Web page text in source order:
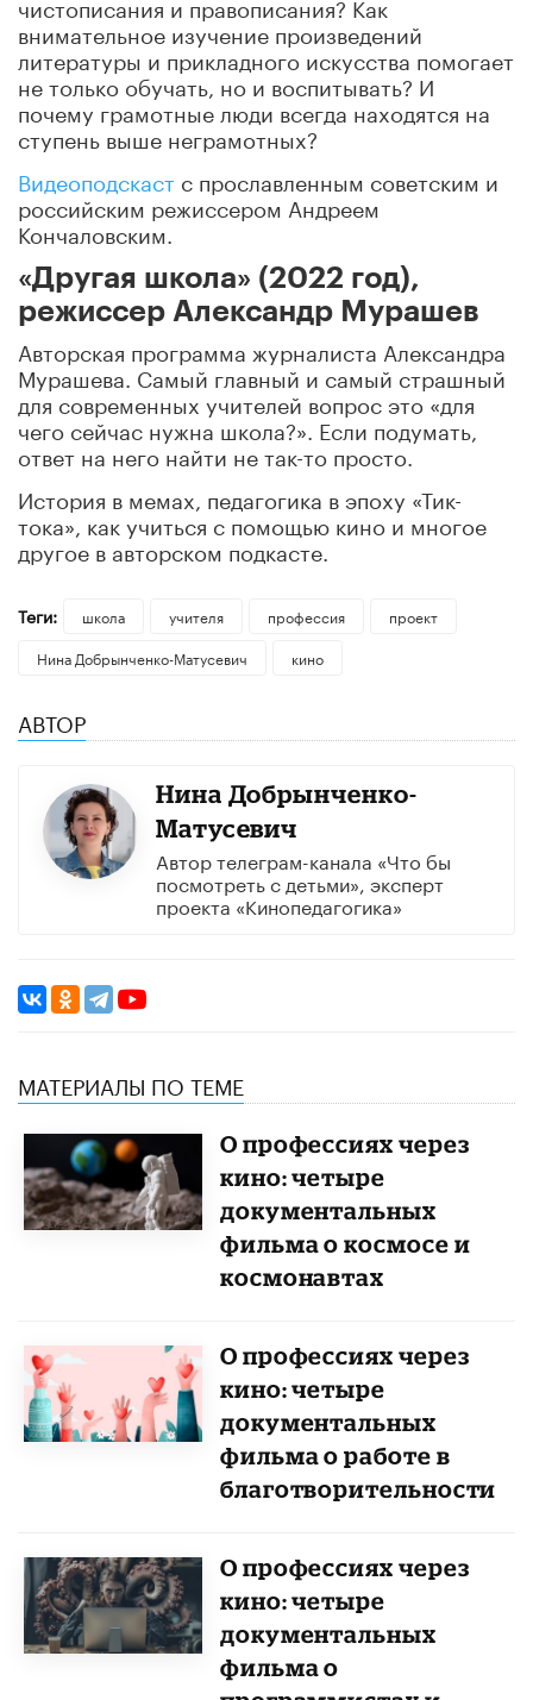
внимательное изучение произведений
литературы и прикладного искусства помогает
не только обучать, но и воспитывать? И
почему грамотные люди всегда находятся на
ступень выше неграмотных?
Видеоподскаст с прославленным советским и
российским режиссером Андреем
Кончаловским.
«Другая школа» (2022 год),
режиссер Александр Мурашев
Авторская программа журналиста Александра
Мурашева. Самый главный и самый страшный
для современных учителей вопрос это «для
чего сейчас нужна школа?». Если подумать,
ответ на него найти не так-то просто.
История в мемах, педагогика в эпоху «Тик-
тока», как учиться с помощью кино и многое
другое в авторском подкасте.
Теги: школа учителя профессия
проект
Нина Добрынченко-Матусевич
кино
АВТОР
Нина Добрынченко-
Матусевич
Автор телеграм-канала «Что бы
посмотреть с детьми», эксперт
проекта «Кинопедагогика»
МАТЕРИАЛЫ ПО ТЕМЕ
О профессиях через
кино: четыре
документальных
фильма о космосе и
космонавтах
О профессиях через
кино: четыре
документальных
фильма о работе в
благотворительности
О профессиях через
кино: четыре
документальных
фильма о